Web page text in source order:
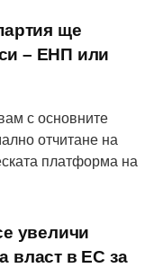
ще
– ЕНП или
с основните
отчитане на
платформа на
увеличи
власт в ЕС за